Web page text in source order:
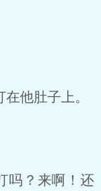
他肚子上。
吗？来啊！还